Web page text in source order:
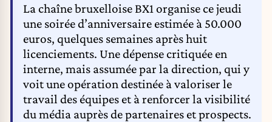
La chaîne bruxelloise BX1 organise ce jeudi
une soirée d’anniversaire estimée à 50.000
euros, quelques semaines après huit
licenciements. Une dépense critiquée en
interne, mais assumée par la direction, qui y
voit une opération destinée à valoriser le
travail des équipes et à renforcer la visibilité
du média auprès de partenaires et prospects.